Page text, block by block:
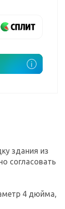
здания из
согласовать
4 дюйма,